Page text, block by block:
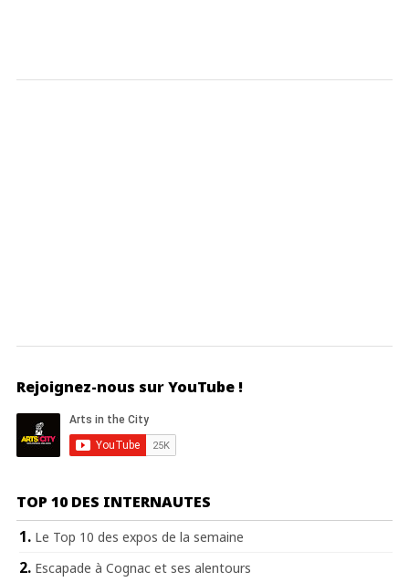
Rejoignez-nous sur YouTube !
TOP 10 DES INTERNAUTES
Le Top 10 des expos de la semaine
Escapade à Cognac et ses alentours